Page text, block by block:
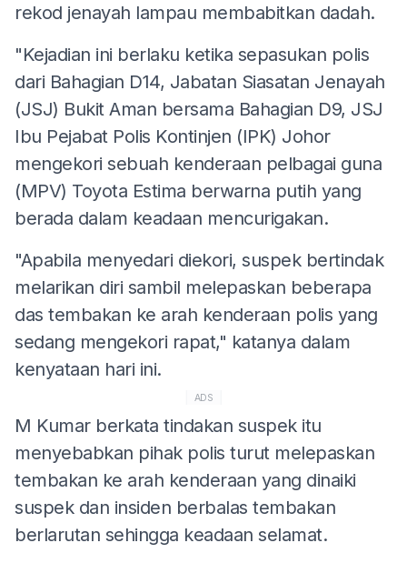
rekod jenayah lampau membabitkan dadah.
"Kejadian ini berlaku ketika sepasukan polis
dari Bahagian D14, Jabatan Siasatan Jenayah
(JSJ) Bukit Aman bersama Bahagian D9, JSJ
Ibu Pejabat Polis Kontinjen (IPK) Johor
mengekori sebuah kenderaan pelbagai guna
(MPV) Toyota Estima berwarna putih yang
berada dalam keadaan mencurigakan.
"Apabila menyedari diekori, suspek bertindak
melarikan diri sambil melepaskan beberapa
das tembakan ke arah kenderaan polis yang
sedang mengekori rapat," katanya dalam
kenyataan hari ini.
ADS
M Kumar berkata tindakan suspek itu
menyebabkan pihak polis turut melepaskan
tembakan ke arah kenderaan yang dinaiki
suspek dan insiden berbalas tembakan
berlarutan sehingga keadaan selamat.